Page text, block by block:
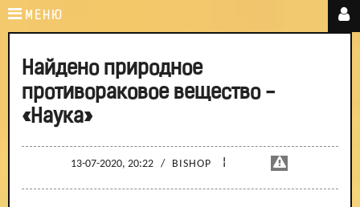
МЕНЮ
Найдено природное
противораковое вещество -
«Наука»
13-07-2020, 20:22 / BISHOP ¦